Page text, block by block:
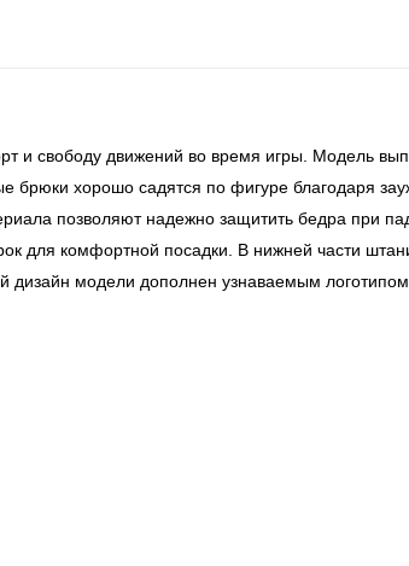
и свободу движений во время игры. Модель
брюки хорошо садятся по фигуре благодаря
позволяют надежно защитить бедра при
для комфортной посадки. В нижней части
модели дополнен узнаваемым логотипом